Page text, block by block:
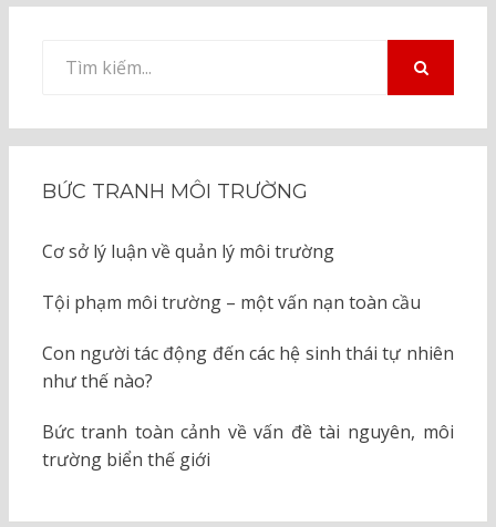
kiếm
BỨC TRANH MÔI TRƯỜNG
Cơ sở lý luận về quản lý môi trường
Tội phạm môi trường – một vấn nạn toàn cầu
Con người tác động đến các hệ sinh thái tự nhiên
như thế nào?
Bức tranh toàn cảnh về vấn đề tài nguyên, môi
trường biển thế giới